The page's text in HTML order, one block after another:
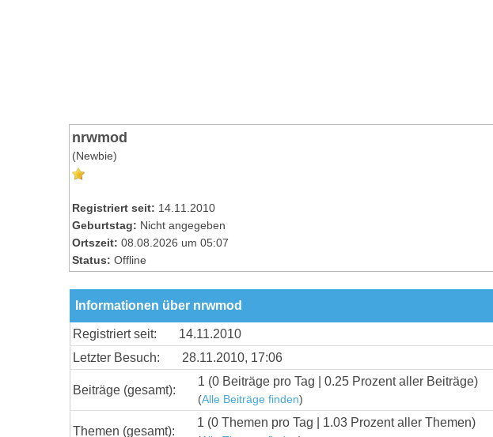
nrwmod
(Newbie)
Registriert seit: 14.11.2010
Geburtstag: Nicht angegeben
Ortszeit: 08.08.2026 um 05:07
Status: Offline
Informationen über nrwmod
Registriert seit:
14.11.2010
Letzter Besuch:
28.11.2010, 17:06
Beiträge (gesamt):
1 (0 Beiträge pro Tag | 0.25 Prozent aller Beiträge)
(Alle Beiträge finden)
Themen (gesamt):
1 (0 Themen pro Tag | 1.03 Prozent aller Themen)